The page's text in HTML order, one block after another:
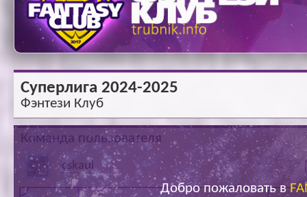
Суперлига 2024-2025
Фэнтези Клуб
Добро пожаловать в
Команда пользователя
cskaul